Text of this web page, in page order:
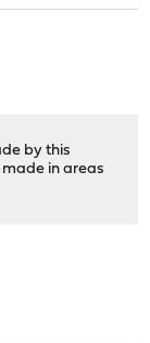
by this
in areas